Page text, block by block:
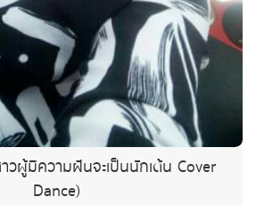
วผู้มีความฝันจะเป็นนักเต้น Cover
Dance)